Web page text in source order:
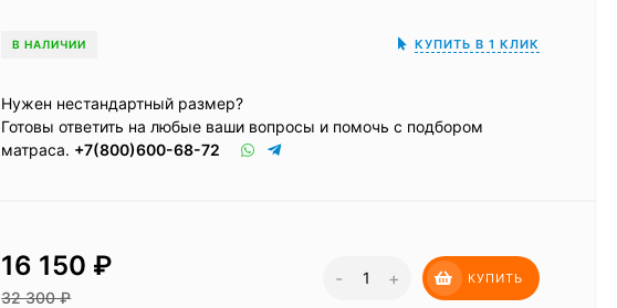
В НАЛИЧИИ КУПИТЬ В 1 КЛИК
Нужен нестандартный размер?
Готовы ответить на любые ваши вопросы и помочь с подбором
матраса. +7(800)600-68-72
16 150 ₽
32 300₽
- + КУПИТЬ